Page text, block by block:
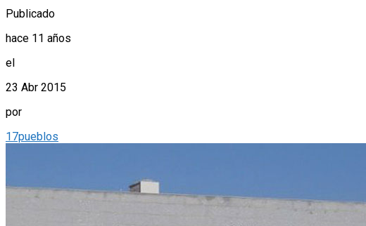
Publicado
hace 11 años
el
23 Abr 2015
por
17pueblos